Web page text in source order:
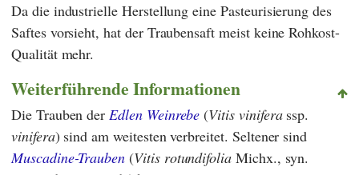
Da die industrielle Herstellung eine Pasteurisierung des
Saftes vorsieht, hat der Traubensaft meist keine Rohkost-
Qualität mehr.
Weiterführende Informationen
Die Trauben der Edlen Weinrebe (Vitis viniferassp.
vinifera) sind am weitesten verbreitet. Seltener sind
Muscadine-Trauben (Vitis rotundifolia Michx., syn.